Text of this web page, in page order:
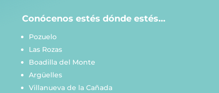
Conócenos estés dónde estés…
Pozuelo
Las Rozas
Boadilla del Monte
Argüelles
Villanueva de la Cañada